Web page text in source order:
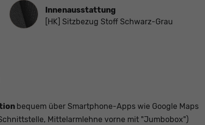
Innenausstattung
Innenausstattung
[HK] Sitzbezug Stoff Schwarz-Grau
bequem über Smartphone-Apps wie Google Maps
Mittelarmlehne vorne mit "Jumbobox")